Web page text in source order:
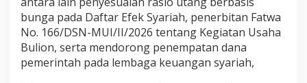
bunga pada Daftar Efek Syariah, penerbitan Fatwa
No. 166/DSN-MUI/II/2026 tentang Kegiatan Usaha
Bulion, serta mendorong penempatan dana
pemerintah pada lembaga keuangan syariah,